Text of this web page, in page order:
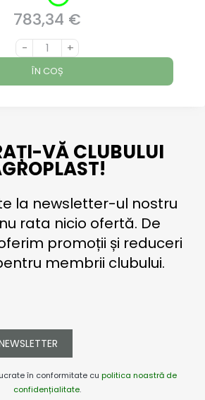
Preț
783,34 €
- +
ÎN COȘ
VĂ CLUBULUI
la newsletter-ul nostru
rata nicio ofertă. De
promoții și reduceri
membrii clubului.
în conformitate cu politica noastră de
confidențialitate.